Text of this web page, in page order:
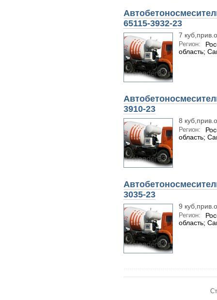
65115-3932-23
7
Регион:
область;
3910-23
8
Регион:
область;
3035-23
9
Регион:
область;